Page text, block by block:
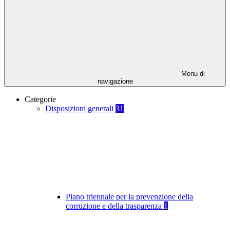
Menu di
navigazione
Categorie
Disposizioni generali 31
Piano triennale per la prevenzione della
corruzione e della trasparenza 1